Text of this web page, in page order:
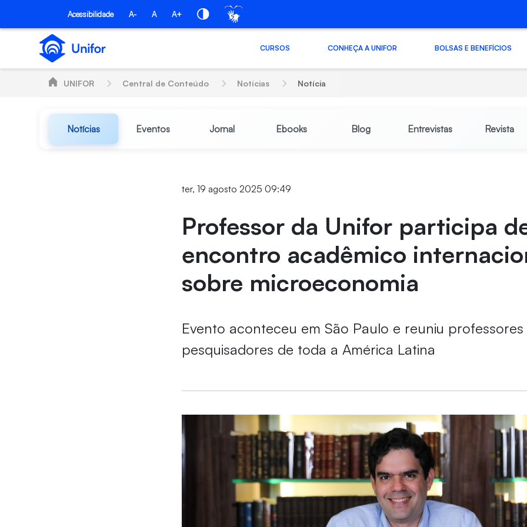
Pular para o Conteúdo principal
Acessibilidade A- A A+
CURSOS CONHEÇA A UNIFOR BOLSAS E BENEFÍCIOS
UNIFOR Central de Conteúdo Notícias Notícia
Notícias Eventos Jornal Ebooks Blog Entrevistas Revista
ter, 19 agosto 2025 09:49
Professor da Unifor participa
encontro acadêmico
sobre microeconomia
Evento aconteceu em São Paulo e reuniu professores
pesquisadores de toda a América Latina